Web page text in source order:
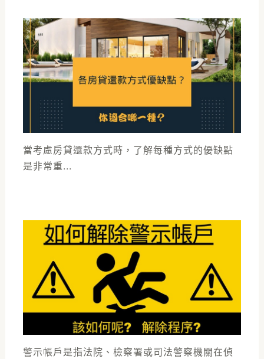
當考慮房貸還款方式時，了解每種方式的優缺點
是非常重...
警示帳戶是指法院、檢察署或司法警察機關在偵